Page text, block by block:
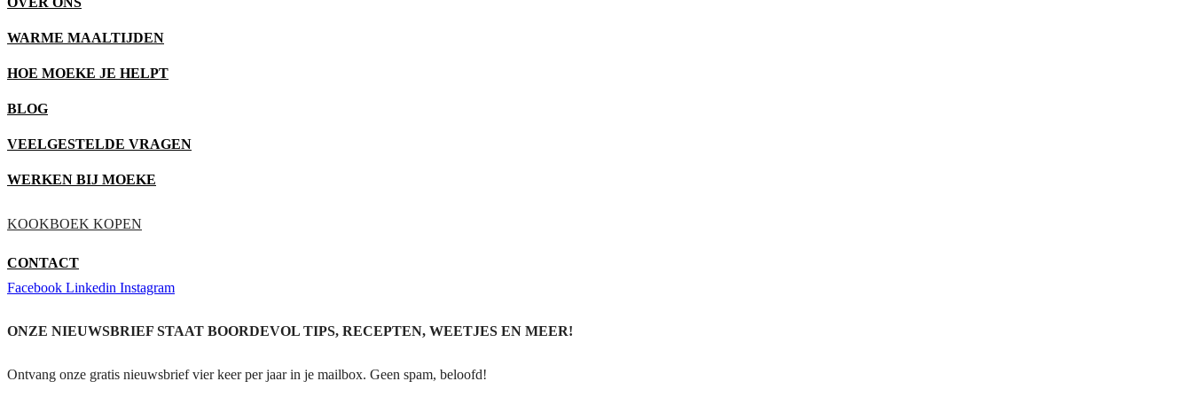
WARME MAALTIJDEN
HOE MOEKE JE HELPT
BLOG
VEELGESTELDE VRAGEN
WERKEN BIJ MOEKE
KOOKBOEK KOPEN
CONTACT
Facebook Linkedin Instagram
ONZE NIEUWSBRIEF STAAT BOORDEVOL TIPS, RECEPTEN, WEETJES EN MEER!
Ontvang onze gratis nieuwsbrief vier keer per jaar in je mailbox. Geen spam, beloofd!